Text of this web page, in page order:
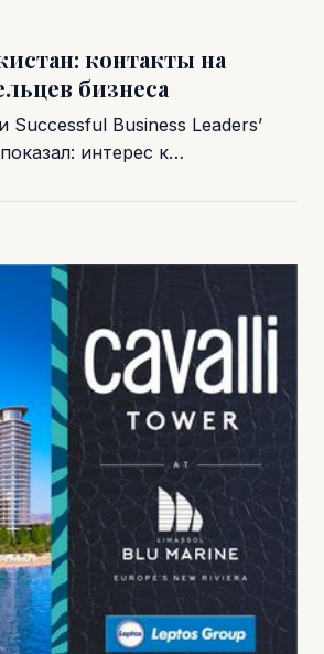
контакты на
бизнеса
Successful Business Leaders’
интерес к…